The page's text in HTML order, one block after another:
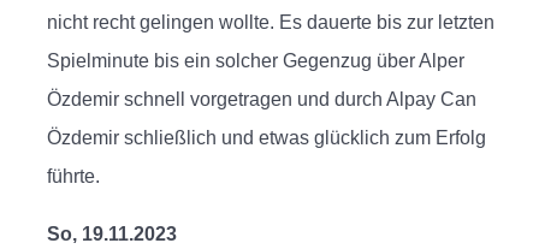
nicht recht gelingen wollte. Es dauerte bis zur letzten
Spielminute bis ein solcher Gegenzug über Alper
Özdemir schnell vorgetragen und durch Alpay Can
Özdemir schließlich und etwas glücklich zum Erfolg
führte.
So, 19.11.2023